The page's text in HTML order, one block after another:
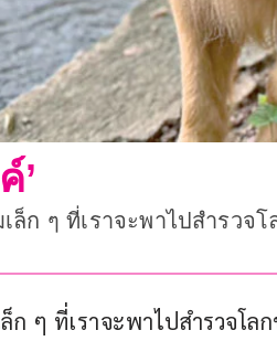
’
ล็ก ๆ ที่เราจะพาไปสำรว
ๆ ที่เราจะพาไปสำรวจโล